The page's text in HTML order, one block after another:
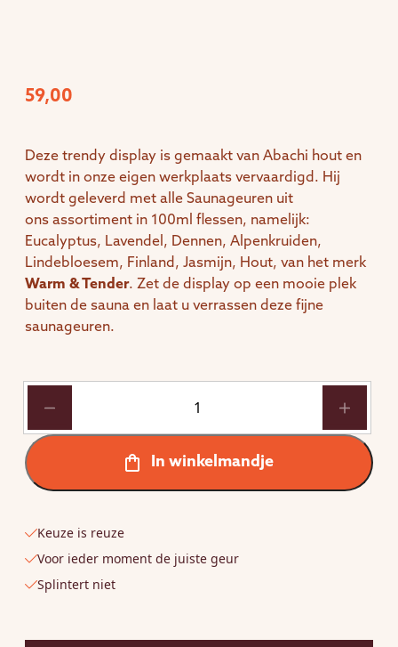
59,00
Deze trendy display is gemaakt van Abachi hout en
wordt in onze eigen werkplaats vervaardigd. Hij
wordt geleverd met alle Saunageuren uit
ons assortiment in 100ml flessen, namelijk:
Eucalyptus, Lavendel, Dennen, Alpenkruiden,
Lindebloesem, Finland, Jasmijn, Hout, van het merk
Warm & Tender. Zet de display op een mooie plek
buiten de sauna en laat u verrassen deze fijne
saunageuren.
8
Saunageuren
van
In winkelmandje
Keuze is reuze
Voor ieder moment de juiste geur
Splintert niet